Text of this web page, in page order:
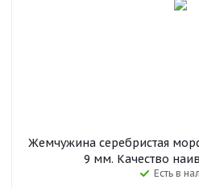
Жемчужина серебристая
9 мм. Качество
Есть в